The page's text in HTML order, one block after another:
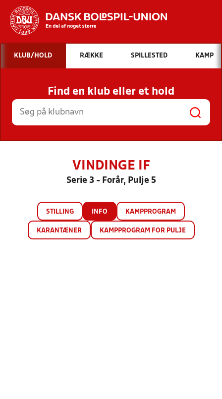
Hvad vil du søge efter?
INDHOLD OG NYHEDER
STILLINGER, RESULTATER, KLUBBER OG
HOLD
KLUB/HOLD RÆKKE SPILLESTED KAMP
Find en klub eller et hold
VINDINGE IF
Serie 3 - Forår, Pulje 5
STILLING INFO KAMPPROGRAM
KARANTÆNER KAMPPROGRAM FOR PULJE